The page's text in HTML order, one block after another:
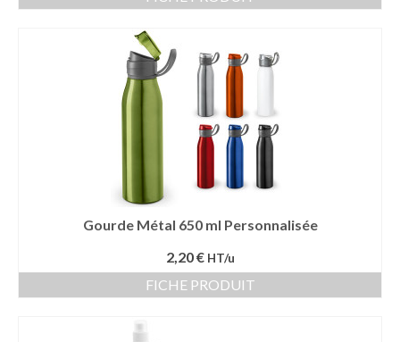
Gourde Métal 650 ml Personnalisée
2,20 € HT/u
FICHE PRODUIT